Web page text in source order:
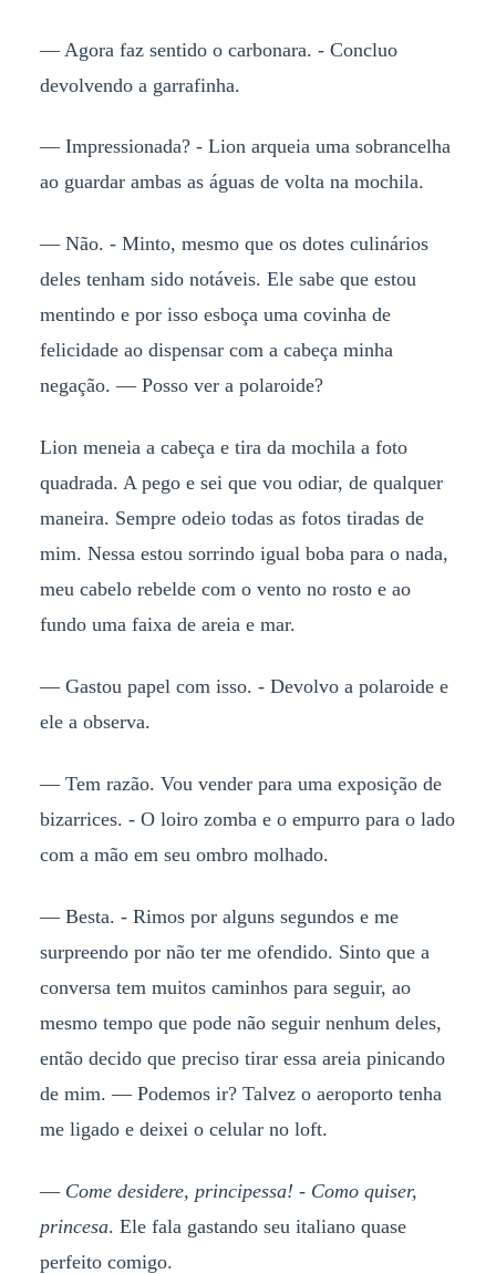
— Agora faz sentido o carbonara. - Concluo
devolvendo a garrafinha.
— Impressionada? - Lion arqueia uma sobrancelha
ao guardar ambas as águas de volta na mochila.
— Não. - Minto, mesmo que os dotes culinários
deles tenham sido notáveis. Ele sabe que estou
mentindo e por isso esboça uma covinha de
felicidade ao dispensar com a cabeça minha
negação. — Posso ver a polaroide?
Lion meneia a cabeça e tira da mochila a foto
quadrada. A pego e sei que vou odiar, de qualquer
maneira. Sempre odeio todas as fotos tiradas de
mim. Nessa estou sorrindo igual boba para o nada,
meu cabelo rebelde com o vento no rosto e ao
fundo uma faixa de areia e mar.
— Gastou papel com isso. - Devolvo a polaroide e
ele a observa.
— Tem razão. Vou vender para uma exposição de
bizarrices. - O loiro zomba e o empurro para o lado
com a mão em seu ombro molhado.
— Besta. - Rimos por alguns segundos e me
surpreendo por não ter me ofendido. Sinto que a
conversa tem muitos caminhos para seguir, ao
mesmo tempo que pode não seguir nenhum deles,
então decido que preciso tirar essa areia pinicando
de mim. — Podemos ir? Talvez o aeroporto tenha
me ligado e deixei o celular no loft.
— Come desidere, principessa! - Como quiser,
princesa. Ele fala gastando seu italiano quase
perfeito comigo.